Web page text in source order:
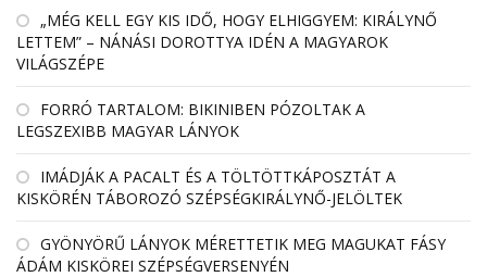
„MÉG KELL EGY KIS IDŐ, HOGY ELHIGGYEM: KIRÁLYNŐ
LETTEM” – NÁNÁSI DOROTTYA IDÉN A MAGYAROK
VILÁGSZÉPE
FORRÓ TARTALOM: BIKINIBEN PÓZOLTAK A
LEGSZEXIBB MAGYAR LÁNYOK
IMÁDJÁK A PACALT ÉS A TÖLTÖTTKÁPOSZTÁT A
KISKÖRÉN TÁBOROZÓ SZÉPSÉGKIRÁLYNŐ-JELÖLTEK
GYÖNYÖRŰ LÁNYOK MÉRETTETIK MEG MAGUKAT FÁSY
ÁDÁM KISKÖREI SZÉPSÉGVERSENYÉN